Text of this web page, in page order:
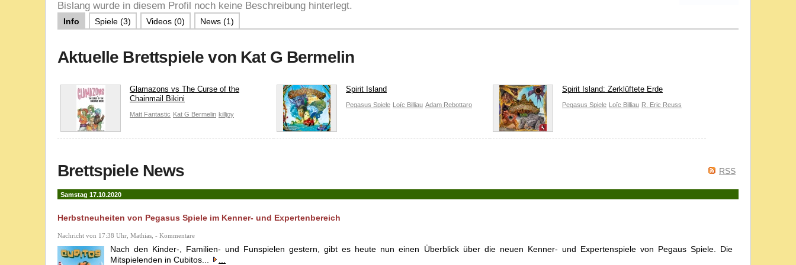
Bislang wurde in diesem Profil noch keine Beschreibung hinterlegt.
Info Spiele (3) Videos (0) News (1)
Aktuelle Brettspiele von Kat G Bermelin
Glamazons vs The Curse of the
Chainmail Bikini
Matt Fantastic Kat G Bermelin killjoy
Spirit Island
Pegasus Spiele Loïc Billiau Adam Rebottaro
Spirit Island: Zerklüftete Erde
Pegasus Spiele Loïc Billiau R. Eric Reuss
RSS
Brettspiele News
Samstag 17.10.2020
Herbstneuheiten von Pegasus Spiele im Kenner- und Expertenbereich
Nachricht von 17:38 Uhr, Mathias, - Kommentare
Nach den Kinder-, Familien- und Funspielen gestern, gibt es heute nun einen Überblick über die neuen Kenner- und Expertenspiele von Pegaus Spiele. Die
Mitspielenden in Cubitos...